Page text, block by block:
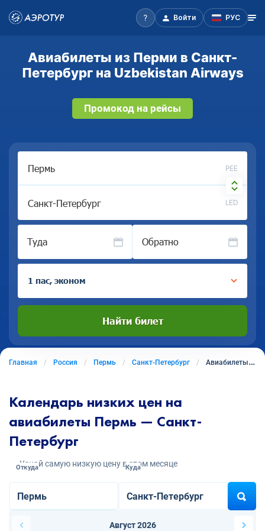
Войти РУС
Авиабилеты из Перми в Санкт-
Петербург на Uzbekistan Airways
Промокод на рейсы
PEE
LED
Туда Обратно
1 пас, эконом
Найти билет
Главная Россия Пермь Санкт-Петербург Авиабилеты из Перми в Санкт-Петербург
Календарь низких цен на
авиабилеты Пермь — Санкт-
Петербург
Узнай самую низкую цену в этом месяце
Откуда Куда
Август 2026